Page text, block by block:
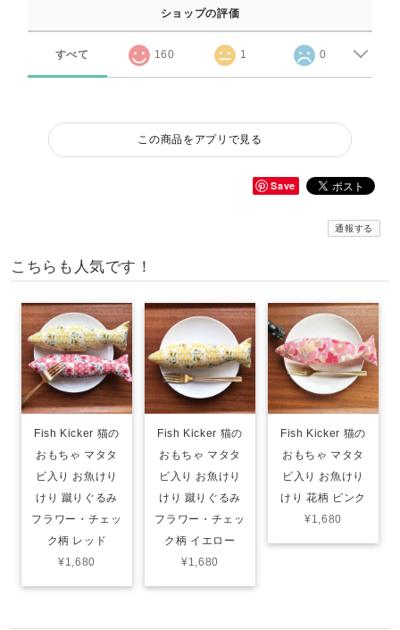
ショップの評価
すべて 160 1 0
この商品をアプリで見る
Save
通報する
こちらも人気です！
Fish Kicker 猫の
おもちゃ マタタ
ビ入り お魚けり
けり 蹴りぐるみ
フラワー・チェッ
ク柄 レッド
¥1,680
Fish Kicker 猫の
おもちゃ マタタ
ビ入り お魚けり
けり 蹴りぐるみ
フラワー・チェッ
ク柄 イエロー
¥1,680
Fish Kicker 猫の
おもちゃ マタタ
ビ入り お魚けり
けり 花柄 ピンク
¥1,680